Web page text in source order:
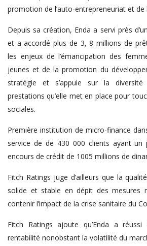
promotion de l’auto-entrepreneuriat et de
Depuis sa création, Enda a servi près
et a accordé plus de 3, 8 millions de
les enjeux de l’émancipation des
jeunes et de la promotion du
stratégie et s’appuie sur la
prestations qu’elle met en place pour
sociales.
Première institution de micro-finance
service de de 430 000 clients ayant un
encours de crédit de 1005 millions de
Fitch Ratings juge d’ailleurs que la
solide et stable en dépit des mesures
contenir l’impact de la crise sanitaire du
Fitch Ratings ajoute qu’Enda a
rentabilité nonobstant la volatilité du